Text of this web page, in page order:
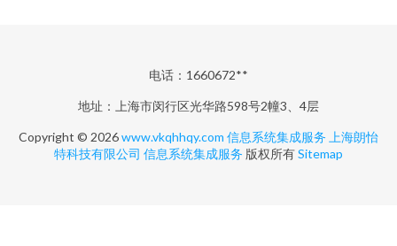
电话：1660672**
地址：上海市闵行区光华路598号2幢3、4层
Copyright © 2026www.vkqhhqy.com 信息系统集成服务 上海朗怡
特科技有限公司 信息系统集成服务 版权所有Sitemap